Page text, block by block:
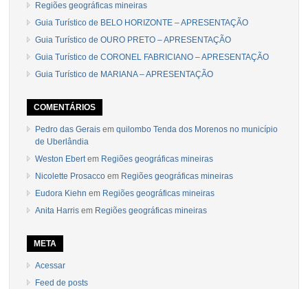
Regiões geográficas mineiras
Guia Turístico de BELO HORIZONTE – APRESENTAÇÃO
Guia Turístico de OURO PRETO – APRESENTAÇÃO
Guia Turístico de CORONEL FABRICIANO – APRESENTAÇÃO
Guia Turístico de MARIANA – APRESENTAÇÃO
COMENTÁRIOS
Pedro das Gerais emquilombo Tenda dos Morenos no município
de Uberlândia
Weston Ebertem Regiões geográficas mineiras
Nicolette Prosacco em Regiões geográficas mineiras
Eudora Kiehn em Regiões geográficas mineiras
Anita Harris em Regiões geográficas mineiras
META
Acessar
Feed de posts